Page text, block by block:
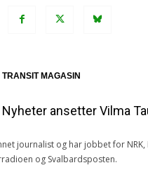
MAGASIN
ansetter Vilma
journalist og har jobbet for NRK,
og Svalbardsposten.